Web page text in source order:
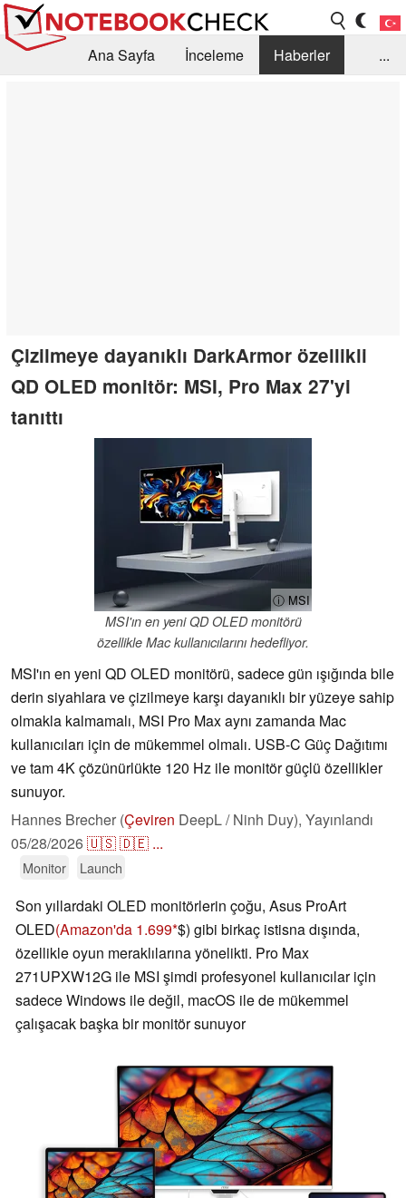
Ana Sayfa İnceleme
Haberler
...
Çizilmeye dayanıklı DarkArmor özellikli
QD OLED monitör: MSI, Pro Max 27'yi
tanıttı
ⓘ MSI
MSI'ın en yeni QD OLED monitörü
özellikle Mac kullanıcılarını hedefliyor.
MSI'ın en yeni QD OLED monitörü, sadece gün ışığında bile
derin siyahlara ve çizilmeye karşı dayanıklı bir yüzeye sahip
olmakla kalmamalı, MSI Pro Max aynı zamanda Mac
kullanıcıları için de mükemmel olmalı. USB-C Güç Dağıtımı
ve tam 4K çözünürlükte 120 Hz ile monitör güçlü özellikler
sunuyor.
Hannes Brecher (Çeviren DeepL / Ninh Duy), Yayınlandı
05/28/2026🇺🇸🇩🇪 ...
Monitor Launch
Son yıllardaki OLED monitörlerin çoğu, Asus ProArt
OLED(Amazon'da 1.699 $) gibi birkaç istisna dışında,
özellikle oyun meraklılarına yönelikti. Pro Max
271UPXW12G ile MSI şimdi profesyonel kullanıcılar için
sadece Windows ile değil, macOS ile de mükemmel
çalışacak başka bir monitör sunuyor